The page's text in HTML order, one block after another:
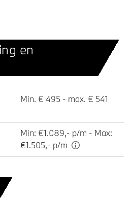
en
Min. € 495 - max. € 541
Min: €1.089,- p/m - Max:
€1.505,- p/m